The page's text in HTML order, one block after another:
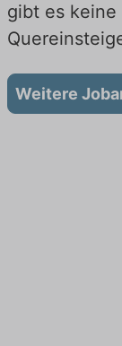
gibt es
Weitere